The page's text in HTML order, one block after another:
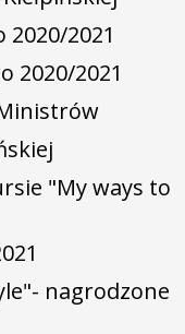
2021
2020/2021
"My ways to
nagrodzone